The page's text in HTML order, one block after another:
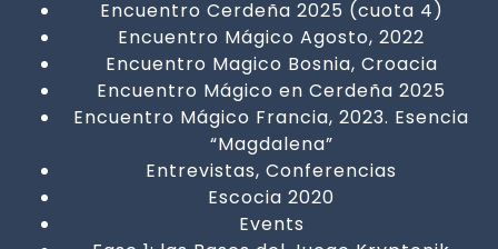
Encuentro Cerdeña 2025 (cuota 4)
Encuentro Mágico Agosto, 2022
Encuentro Magico Bosnia, Croacia
Encuentro Mágico en Cerdeña 2025
Encuentro Mágico Francia, 2023. Esencia
“Magdalena”
Entrevistas, Conferencias
Escocia 2020
Events